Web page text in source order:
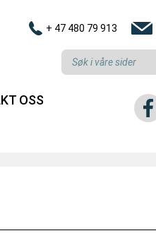
+ 47 480 79 913
OSS